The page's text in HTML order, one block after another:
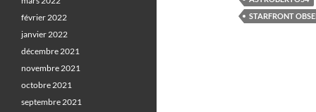
STARFRONT
février 2022
janvier 2022
décembre 2021
novembre 2021
octobre 2021
septembre 2021